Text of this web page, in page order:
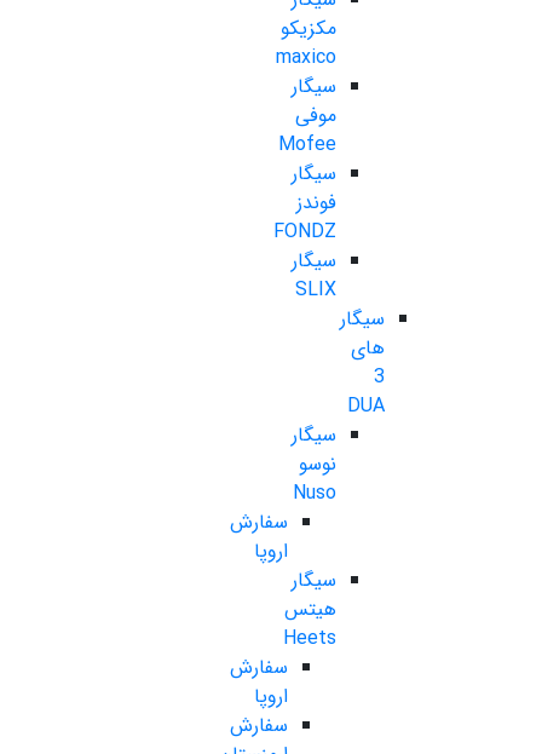
مکزیکو
maxico
سیگار
موفی
Mofee
سیگار
فوندز
FONDZ
سیگار
SLIX
سیگار
های
3
DUA
سیگار
نوسو
Nuso
سفارش
اروپا
سیگار
هیتس
Heets
سفارش
اروپا
سفارش